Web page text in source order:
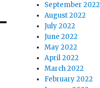
September 2022
August 2022
July 2022
June 2022
May 2022
April 2022
March 2022
February 2022